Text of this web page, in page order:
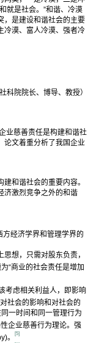
就是社会。”和谐、冷漠
，是建设和谐社会的主要
冷漠、富人冷漠、强者冷
科院院长、博导、教授）
业慈善责任是构建和谐社
论文着重分析了我国企业
和谐社会的重要内容。
济激烈竞争之外的和谐
经济学界和管理学界的
想，只需对股东负责，
“商业的社会责任是增加
考虑相关利益人，即影响
社会的影响和对社会的
一时间和同一管理行为
企业慈善行为理论。强
。
[5]